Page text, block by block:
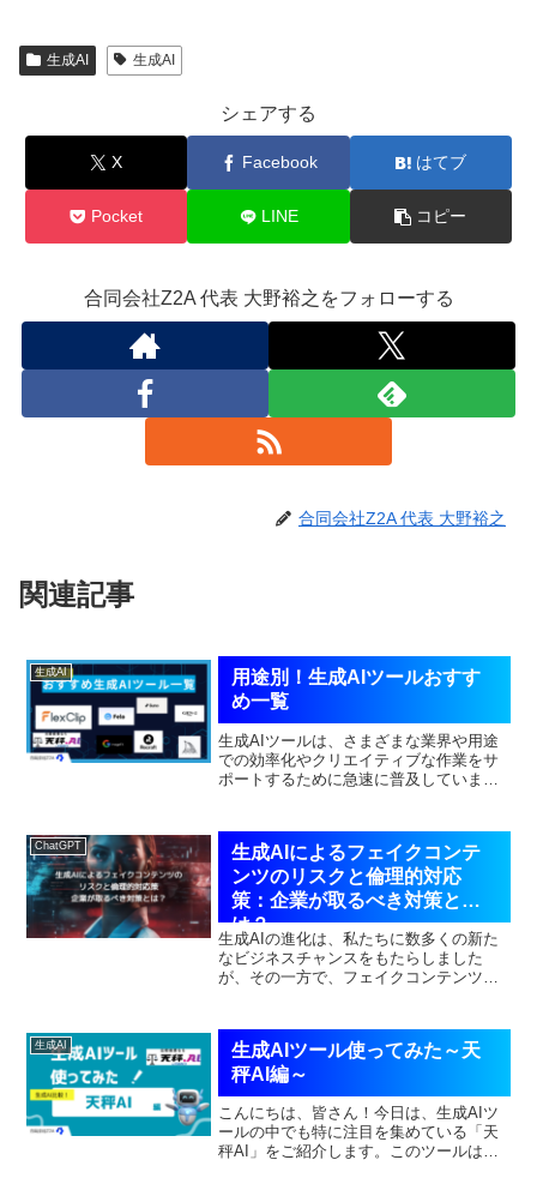
生成AI 生成AI
シェアする
X Facebook はてブ
Pocket LINE コピー
合同会社Z2A 代表 大野裕之をフォローする
合同会社Z2A 代表 大野裕之
関連記事
生成AI
用途別！生成AIツールおすす
め一覧
生成AIツールは、さまざまな業界や用途
での効率化やクリエイティブな作業をサ
ポートするために急速に普及していま
や活用方法について解説します！AI検索
perplexity...
ChatGPT
生成AIによるフェイクコンテ
ンツのリスクと倫理的対応
策：企業が取るべき対策と
は？
生成AIの進化は、私たちに数多くの新た
なビジネスチャンスをもたらしました
が、その一方で、フェイクコンテンツの
れ、社会全体に大きな影響を与える可能
性があります。本記事では、...
生成AI
生成AIツール使ってみた～天
秤AI編～
こんにちは、皆さん！今日は、生成AIツ
ールの中でも特に注目を集めている「天
秤AI」をご紹介します。このツールは、